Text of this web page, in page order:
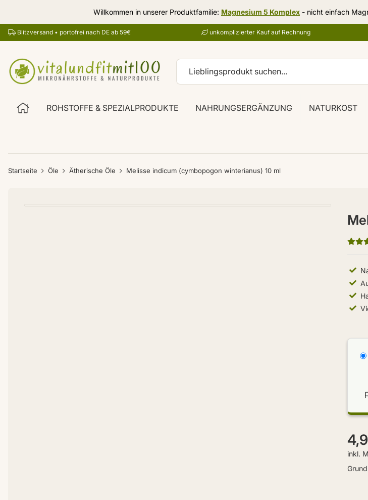
Willkommen in unserer Produktfamilie: Magnesium 5 Komplex - nicht einfach
Blitzversand • portofrei nach DE ab 59€ unkomplizierter Kauf auf Rechnung
ROHSTOFFE & SPEZIALPRODUKTE NAHRUNGSERGÄNZUNG NATURKOST
Startseite Öle Ätherische Öle Melisse indicum (cymbopogon winterianus) 10 ml
inkl.